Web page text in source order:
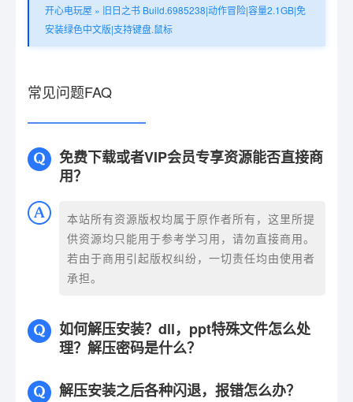
开心电玩屋 » 旧日之书 Build.6985238|动作冒险|容量2.1GB|免
安装绿色中文版|支持键盘.鼠标
常见问题FAQ
免费下载或者VIP会员专享资源能否直接商
用？
本站所有资源版权均属于原作者所有，这里所提
供资源均只能用于参考学习用，请勿直接商用。
若由于商用引起版权纠纷，一切责任均由使用者
承担。
如何解压安装？dll，ppt特殊文件怎么处
理？解压密码是什么？
解压安装之后各种闪退，报错怎么办？